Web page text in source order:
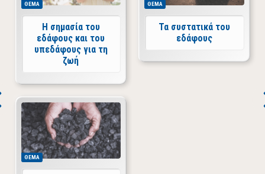
ΘΕΜΑ
Η σημασία του
εδάφους και του
υπεδάφους για τη
ζωή
ΘΕΜΑ
Τα συστατικά του
εδάφους
ΘΕΜΑ